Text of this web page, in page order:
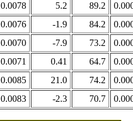
0.0078 5.2 89.2
0.0076 -1.9 84.2
0.0070 -7.9 73.2
0.0071 0.41 64.7
0.0085 21.0 74.2
0.0083 -2.3 70.7